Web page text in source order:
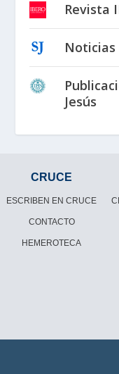
Revista
Noticias
Jesús
CRUCE
ESCRIBEN EN CRUCE
CONTACTO
HEMEROTECA